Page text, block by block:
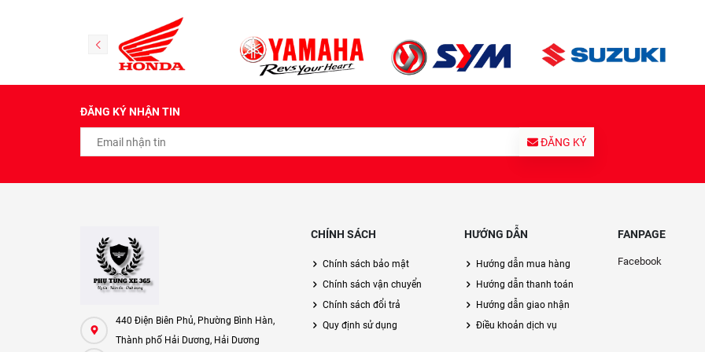
ĐĂNG KÝ NHẬN TIN
ĐĂNG KÝ
440 Điện Biên Phủ, Phường Bình Hàn,
Thành phố Hải Dương, Hải Dương
CHÍNH SÁCH
Chính sách bảo mật
Chính sách vận chuyển
Chính sách đổi trả
Quy định sử dụng
HƯỚNG DẪN
Hướng dẫn mua hàng
Hướng dẫn thanh toán
Hướng dẫn giao nhận
Điều khoản dịch vụ
FANPAGE
Facebook